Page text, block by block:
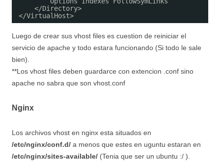
</Directory>
</VirtualHost>
Luego de crear sus vhost files es cuestion de reiniciar el
servicio de apache y todo estara funcionando (Si todo le sale
bien).
**Los vhost files deben guardarce con extencion .conf sino
apache no sabra que son vhost.conf
Nginx
Los archivos vhost en nginx esta situados en
/etc/nginx/conf.d/ a menos que estes en uguntu estaran en
/etc/nginx/sites-available/ (Tenia que ser un ubuntu :/ ).